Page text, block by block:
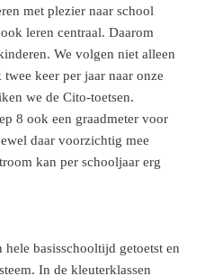
met plezier naar school
leren centraal. Daarom
We volgen niet alleen
keer per jaar naar onze
we de Cito-toetsen.
8 ook een graadmeter voor
daar voorzichtig mee
kan per schooljaar erg
basisschooltijd getoetst en
In de kleuterklassen